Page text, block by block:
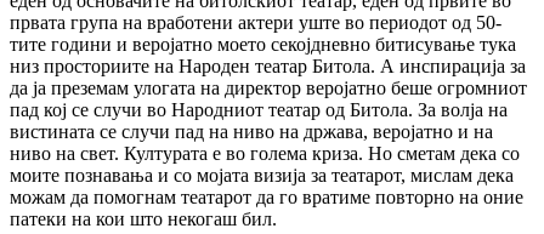
првата група на вработени актери уште во периодот од 50-
тите години и веројатно моето секојдневно битисување тука
низ просториите на Народен театар Битола. А инспирација за
да ја преземам улогата на директор веројатно беше огромниот
пад кој се случи во Народниот театар од Битола. За волја на
вистината се случи пад на ниво на држава, веројатно и на
ниво на свет. Културата е во голема криза. Но сметам дека со
моите познавања и со мојата визија за театарот, мислам дека
можам да помогнам театарот да го вратиме повторно на оние
патеки на кои што некогаш бил.